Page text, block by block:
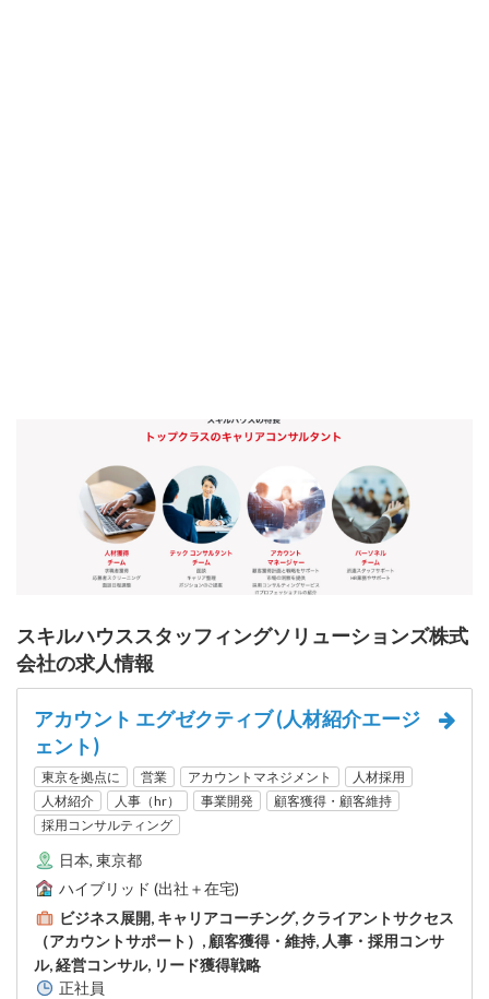
スキルハウススタッフィングソリューションズ株式
会社の求人情報
アカウント エグゼクティブ (人材紹介エージ
ェント)
東京を拠点に 営業 アカウントマネジメント
人材採用
人材紹介
人事（hr） 事業開発
顧客獲得・顧客維持
採用コンサルティング
日本, 東京都
ハイブリッド (出社＋在宅)
ビジネス展開, キャリアコーチング, クライアントサクセス
（アカウントサポート）, 顧客獲得・維持, 人事・採用コンサ
ル, 経営コンサル, リード獲得戦略
正社員